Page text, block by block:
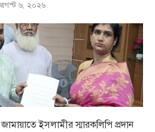
৬, ২০২৬
ইসলামীর স্মারকলিপি প্রদান